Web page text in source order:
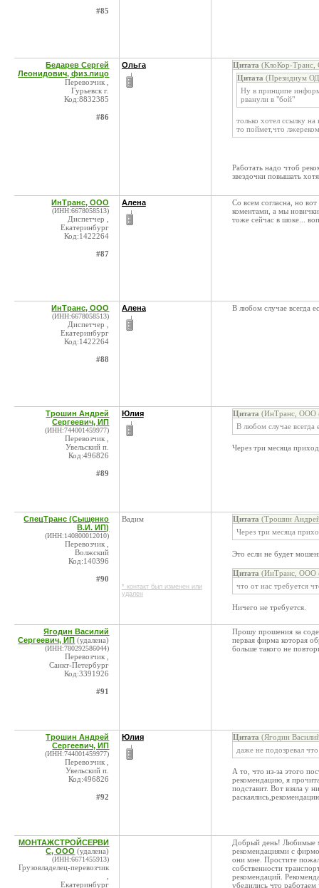
#85
Бедарев Сергей
Леонидович, физ.лицо
Перевозчик ,
Гурьевск г.
Код:8832385
#86
Ольга Цитата (КлоКор-
Цитата (Президиум
Ну в принципе
рванули в "бой"
только хотел ссылку
то поймет,что
Работать надо чтоб
звездочки повышать
ИнТранс, ООО
(ИНН:6678058513)
Диспетчер ,
Екатеринбург
Код:1422264
#87
Алена
Со всем согласна, но
коментами, а мы
тоже сейчас в шоке...
ИнТранс, ООО
(ИНН:6678058513)
Диспетчер ,
Екатеринбург
Код:1422264
#88
Алена В любом случае всегда
Трошин Андрей
Сергеевич, ИП
(ИНН:744001459977)
Перевозчик ,
Увельский п.
Код:496826
#89
Юлия Цитата (ИнТранс, ООО
В любом случае всегда
Через три месяца
СпецТранс (Сыщенко
В.И. ИП)
(ИНН:140800012010)
Перевозчик ,
Волжский
Код:140396
#90
Вадим
* контакт был изменен или
удален
Цитата (Трошин
Через три месяца
Это если не будет
Цитата (ИнТранс, ООО
что от нас требуется
Ничего не требуется.
Ягодин Василий
Сергеевич, ИП (удалена)
(ИНН:780292586044)
Перевозчик ,
Санкт-Петербург
Код:3391926
#91
Прошу прошения за
первая фирма которая
больше такого не
Трошин Андрей
Сергеевич, ИП
(ИНН:744001459977)
Перевозчик ,
Увельский п.
Код:496826
#92
Юлия Цитата (Ягодин
даже не подозревал
А то, что из-за этого
рекомендацию, я
подставит. Вот взяла у
МОНТАЖСТРОЙСЕРВИ
С, ООО (удалена)
(ИНН:6671455913)
Грузовладелец-перевозчик
Екатеринбург
Добрый день! Любимые
рекомендациями с
они мне. Простите
собственности
рекомендаций.
убедились что работаем